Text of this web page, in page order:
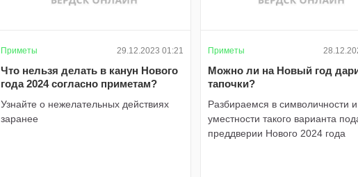
Приметы 29.12.2023 01:21
Что нельзя делать в канун Нового
года 2024 согласно приметам?
Узнайте о нежелательных действиях
заранее
Приметы
Можно ли на Новый год
тапочки?
Разбираемся в символичности и
уместности такого варианта
преддверии Нового 2024 года